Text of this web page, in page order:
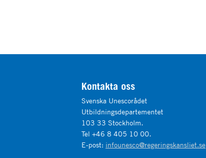
Kontakta oss
Svenska Unescorådet
Utbildningsdepartementet
103 33 Stockholm.
Tel +46 8 405 10 00.
E-post: infounesco@regeringskansliet.se